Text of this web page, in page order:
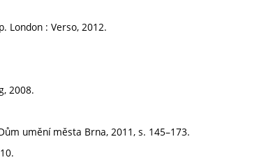
London : Verso, 2012.
2008.
umění města Brna, 2011, s. 145–173.